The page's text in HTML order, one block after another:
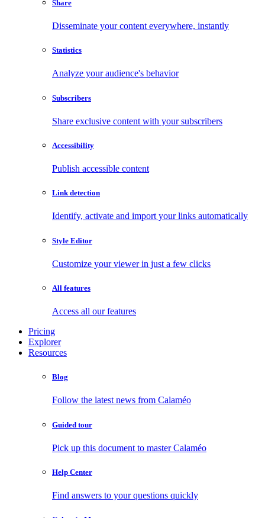
Share
Disseminate your content everywhere, instantly
Statistics
Analyze your audience's behavior
Subscribers
Share exclusive content with your subscribers
Accessibility
Publish accessible content
Link detection
Identify, activate and import your links automatically
Style Editor
Customize your viewer in just a few clicks
All features
Access all our features
Pricing
Explorer
Resources
Blog
Follow the latest news from Calaméo
Guided tour
Pick up this document to master Calaméo
Help Center
Find answers to your questions quickly